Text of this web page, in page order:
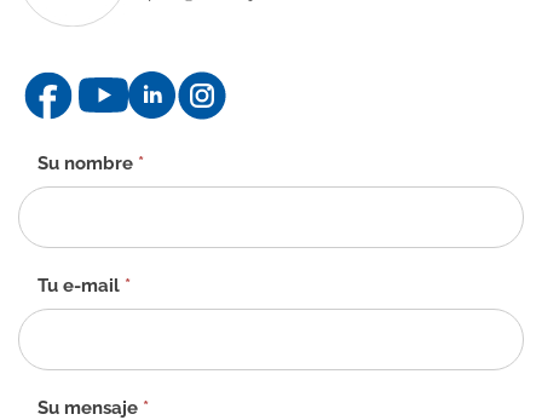
Formulario
de
contacto
-
Su nombre *
Tu e-mail *
Su mensaje *